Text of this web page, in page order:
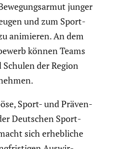
junger
und zum Sport­
animieren. An dem
können Teams
der Region
Sport- und Präven­
Deutschen Sport­
sich erheb­liche